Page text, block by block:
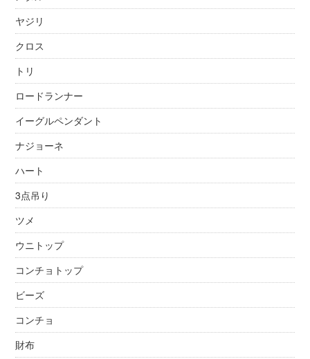
ヤジリ
クロス
トリ
ロードランナー
イーグルペンダント
ナジョーネ
ハート
3点吊り
ツメ
ウニトップ
コンチョトップ
ビーズ
コンチョ
財布